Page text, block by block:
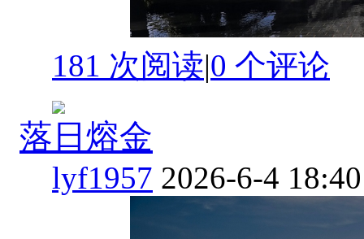
181 次阅读|0 个评论
落日熔金
lyf1957 2026-6-4 18:40